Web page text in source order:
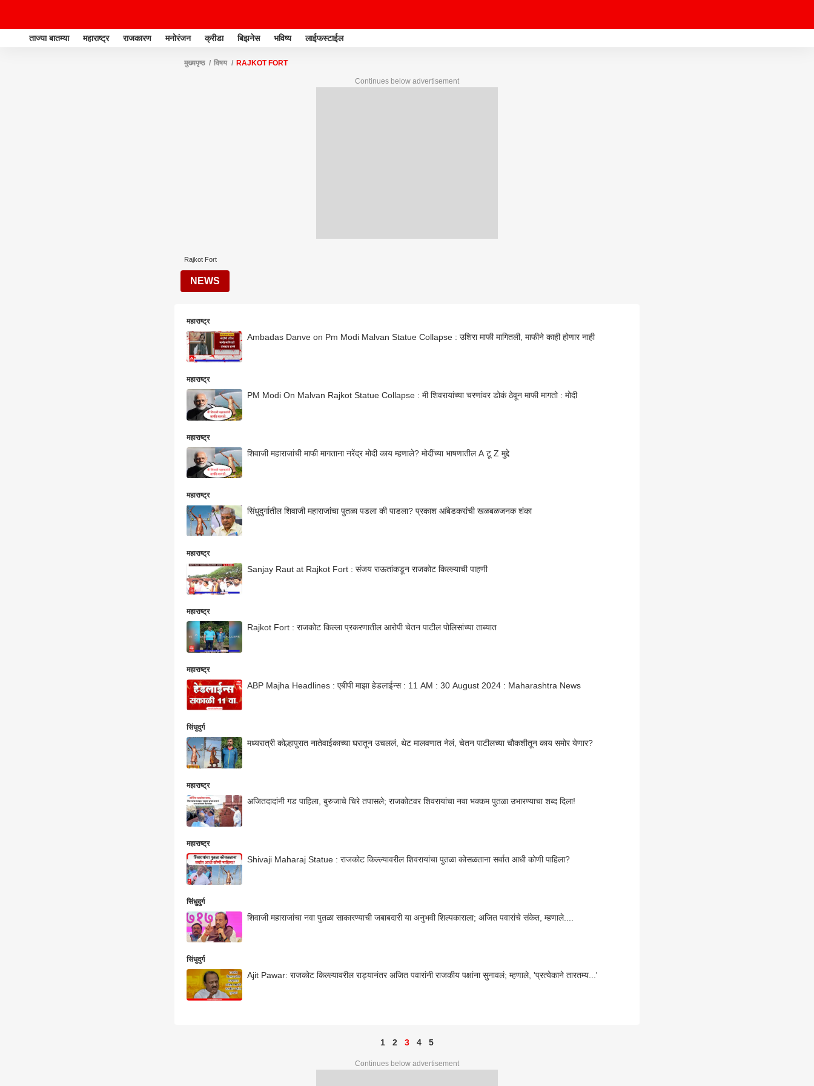
ताज्या बातम्या महाराष्ट्र राजकारण मनोरंजन क्रीडा बिझनेस भविष्य लाईफस्टाईल
मुख्यपृष्ठ विषय RAJKOT FORT
Continues below advertisement
Rajkot Fort
NEWS
महाराष्ट्र
Ambadas Danve on Pm Modi Malvan Statue Collapse : उशिरा माफी मागितली, माफीने काही होणार नाही
महाराष्ट्र
PM Modi On Malvan Rajkot Statue Collapse : मी शिवरायांच्या चरणांवर डोकं ठेवून माफी मागतो : मोदी
महाराष्ट्र
शिवाजी महाराजांची माफी मागताना नरेंद्र मोदी काय म्हणाले? मोदींच्या भाषणातील A टू Z मु्द्दे
महाराष्ट्र
सिंधुदुर्गातील शिवाजी महाराजांचा पुतळा पडला की पाडला? प्रकाश आंबेडकरांची खळबळजनक शंका
महाराष्ट्र
Sanjay Raut at Rajkot Fort : संजय राऊतांकडून राजकोट किल्ल्याची पाहणी
महाराष्ट्र
Rajkot Fort : राजकोट किल्ला प्रकरणातील आरोपी चेतन पाटील पोलिसांच्या ताब्यात
महाराष्ट्र
ABP Majha Headlines : एबीपी माझा हेडलाईन्स : 11 AM : 30 August 2024 : Maharashtra News
सिंधुदुर्ग
मध्यरात्री कोल्हापुरात नातेवाईकाच्या घरातून उचललं, थेट मालवणात नेलं, चेतन पाटीलच्या चौकशीतून काय समोर येणार?
महाराष्ट्र
अजितदादांनी गड पाहिला, बुरुजाचे चिरे तपासले; राजकोटवर शिवरायांचा नवा भक्कम पुतळा उभारण्याचा शब्द दिला!
महाराष्ट्र
Shivaji Maharaj Statue : राजकोट किल्ल्यावरील शिवरायांचा पुतळा कोसळताना सर्वात आधी कोणी पाहिला?
सिंधुदुर्ग
शिवाजी महाराजांचा नवा पुतळा साकारण्याची जबाबदारी या अनुभवी शिल्पकाराला; अजित पवारांचे संकेत, म्हणाले....
सिंधुदुर्ग
Ajit Pawar: राजकोट किल्ल्यावरील राड्यानंतर अजित पवारांनी राजकीय पक्षांना सुनावलं; म्हणाले, 'प्रत्येकाने तारतम्य...'
1 2 3 4 5
Continues below advertisement